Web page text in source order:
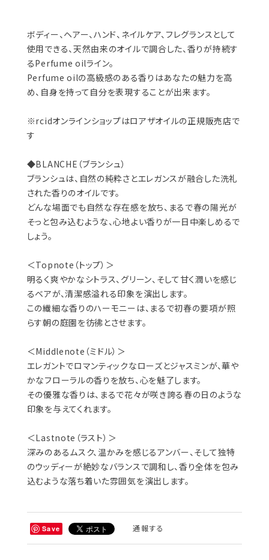
ボディー、ヘアー、ハンド、ネイルケア、フレグランスとして
使用できる、天然由来のオイルで調合した、香りが持続す
るPerfume oilライン。
Perfume oilの高級感のある香りはあなたの魅力を高
め、自身を持って自分を表現することが出来ます。
※rcidオンラインショップはロアザオイルの正規販売店で
す
◆BLANCHE（ブランシュ）
ブランシュは、自然の純粋さとエレガンスが融合した洗礼
された香りのオイルです。
どんな場面でも自然な存在感を放ち、まるで春の陽光が
そっと包み込むような、心地よい香りが一日中楽しめるで
しょう。
＜Topnote（トップ）＞
明るく爽やかなシトラス、グリーン、そして甘く潤いを感じ
るベアが、清潔感溢れる印象を演出します。
この繊細な香りのハーモニーは、まるで初春の要項が照
らす朝の庭園を彷彿とさせます。
＜Middlenote（ミドル）＞
エレガントでロマンティックなローズとジャスミンが、華や
かなフローラルの香りを放ち、心を魅了します。
その優雅な香りは、まるで花々が咲き誇る春の日のような
印象を与えてくれます。
＜Lastnote（ラスト）＞
深みのあるムスク、温かみを感じるアンバー、そして独特
のウッディーが絶妙なバランスで調和し、香り全体を包み
込むような落ち着いた雰囲気を演出します。
Save 通報する